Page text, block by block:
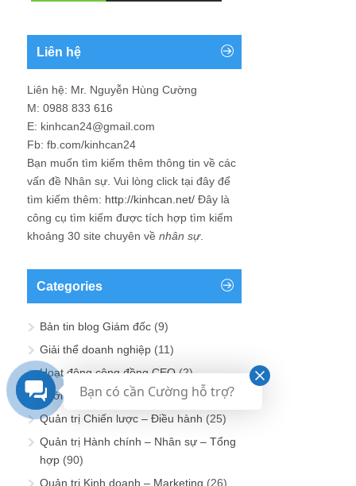
Liên hệ
Liên hệ: Mr. Nguyễn Hùng Cường
M: 0988 833 616
E: kinhcan24@gmail.com
Fb: fb.com/kinhcan24
Bạn muốn tìm kiếm thêm thông tin về các
vấn đề Nhân sự . Vui lòng click tại đây để
tìm kiếm thêm: http://kinhcan.net/ Đây là
công cụ tìm kiếm được tích hợp tìm kiếm
khoảng 30 site chuyên về nhân sự.
Categories
Bản tin blog Giám đốc (9)
Giải thể doanh nghiệp (11)
Hoạt động cộng đồng CEO(2)
Khởi sự doanh nghiệp(5)
Quản trị Chiến lược – Điều hành (25)
Quản trị Hành chính – Nhân sự – Tổng
hợp (90)
Quản trị Kinh doanh – Marketing (26)
Bạn có cần Cường hỗ trợ?